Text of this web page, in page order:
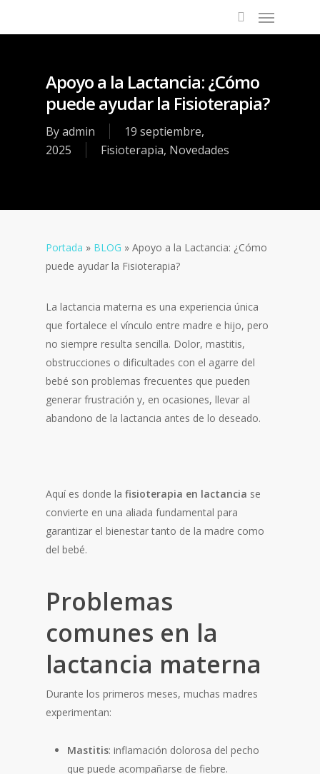
Apoyo a la Lactancia: ¿Cómo
puede ayudar la Fisioterapia?
Byadmin
19 septiembre,
2025
Fisioterapia, Novedades
Portada » BLOG » Apoyo a la Lactancia: ¿Cómo
puede ayudar la Fisioterapia?
La lactancia materna es una experiencia única
que fortalece el vínculo entre madre e hijo, pero
no siempre resulta sencilla. Dolor, mastitis,
obstrucciones o dificultades con el agarre del
bebé son problemas frecuentes que pueden
generar frustración y, en ocasiones, llevar al
abandono de la lactancia antes de lo deseado.
Aquí es donde la fisioterapia en lactancia se
convierte en una aliada fundamental para
garantizar el bienestar tanto de la madre como
del bebé.
Problemas
comunes en la
lactancia materna
Durante los primeros meses, muchas madres
experimentan:
Mastitis: inflamación dolorosa del pecho
que puede acompañarse de fiebre.